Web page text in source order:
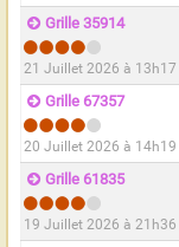
Grille 35914
21 Juillet 2026 à 13h17
Grille 67357
20 Juillet 2026 à 14h19
Grille 61835
19 Juillet 2026 à 21h36